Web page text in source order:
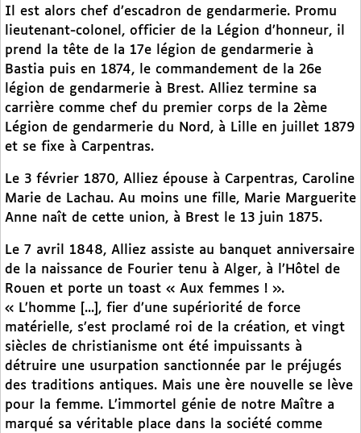
Il est alors chef d’escadron de gendarmerie. Promu
lieutenant-colonel, officier de la Légion d’honneur, il
prend la tête de la 17e légion de gendarmerie à
Bastia puis en 1874, le commandement de la 26e
légion de gendarmerie à Brest. Alliez termine sa
carrière comme chef du premier corps de la 2ème
Légion de gendarmerie du Nord, à Lille en juillet 1879
et se fixe à Carpentras.
Le 3 février 1870, Alliez épouse à Carpentras, Caroline
Marie de Lachau. Au moins une fille, Marie Marguerite
Anne naît de cette union, à Brest le 13 juin 1875.
Le 7 avril 1848, Alliez assiste au banquet anniversaire
de la naissance de Fourier tenu à Alger, à l’Hôtel de
Rouen et porte un toast « Aux femmes ! ».
« L’homme [...], fier d’une supériorité de force
matérielle, s’est proclamé roi de la création, et vingt
siècles de christianisme ont été impuissants à
détruire une usurpation sanctionnée par le préjugés
des traditions antiques. Mais une ère nouvelle se lève
pour la femme. L’immortel génie de notre Maître a
marqué sa véritable place dans la société comme